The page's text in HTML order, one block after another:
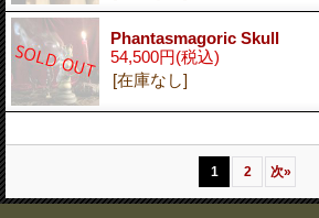
Phantasmagoric Skull
54,500円(税込)
[在庫なし]
1 2 次»